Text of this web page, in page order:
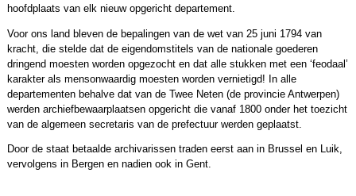
hoofdplaats van elk nieuw opgericht departement.
Voor ons land bleven de bepalingen van de wet van 25 juni 1794 van
kracht, die stelde dat de eigendomstitels van de nationale goederen
dringend moesten worden opgezocht en dat alle stukken met een ‘feodaal’
karakter als mensonwaardig moesten worden vernietigd! In alle
departementen behalve dat van de Twee Neten (de provincie Antwerpen)
werden archiefbewaarplaatsen opgericht die vanaf 1800 onder het toezicht
van de algemeen secretaris van de prefectuur werden geplaatst.
Door de staat betaalde archivarissen traden eerst aan in Brussel en Luik,
vervolgens in Bergen en nadien ook in Gent.